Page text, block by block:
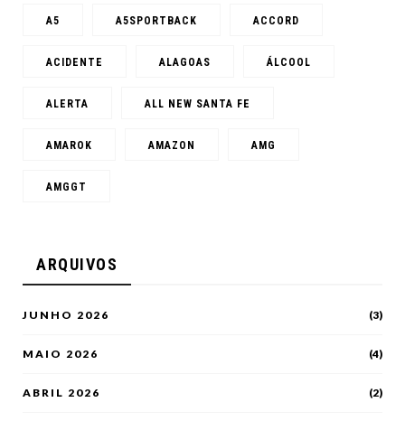
A5 A5SPORTBACK ACCORD
ACIDENTE ALAGOAS ÁLCOOL
ALERTA ALL NEW SANTA FE
AMAROK AMAZON AMG
AMGGT
ARQUIVOS
JUNHO 2026 (3)
MAIO 2026 (4)
ABRIL 2026 (2)